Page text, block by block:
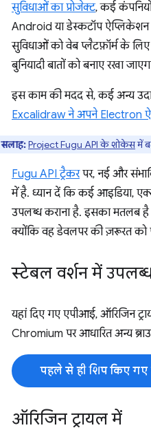
सुविधाओं का प्रोजेक्ट, कई
Android या डेस्कटॉप ऐप्लिकेशन
सुविधाओं को वेब प्लैटफ़ॉर्म के लिए
बुनियादी बातों को बनाए रखा
इस काम की मदद से, कई अन्य
Excalidraw ने अपने Electron
सलाह:Project Fugu API के शोकेसमें
Fugu API ट्रैकरपर, नई और
में है. ध्यान दें कि कई आइडिया,
उपलब्ध कराना है. इसका मतलब है
क्योंकि वह डेवलपर की ज़रूरत को
स्टेबल वर्शन में
यहां दिए गए एपीआई, ऑरिजिन
Chromium पर आधारित अन्य
पहले से ही शिप किए
ऑरिजिन ट्रायल में